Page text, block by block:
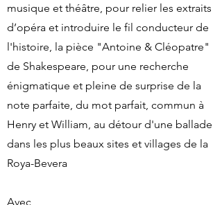
musique et théâtre, pour relier les extraits
d’opéra et introduire le fil conducteur de
l'histoire, la pièce "Antoine & Cléopatre"
de Shakespeare, pour une recherche
énigmatique et pleine de surprise de la
note parfaite, du mot parfait, commun à
Henry et William, au détour d'une ballade
dans les plus beaux sites et villages de la
Roya-Bevera
Avec